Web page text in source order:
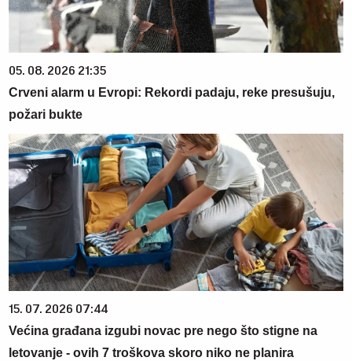
05. 08. 2026 21:35
Crveni alarm u Evropi: Rekordi padaju, reke presušuju,
požari bukte
15. 07. 2026 07:44
Većina građana izgubi novac pre nego što stigne na
letovanje - ovih 7 troškova skoro niko ne planira